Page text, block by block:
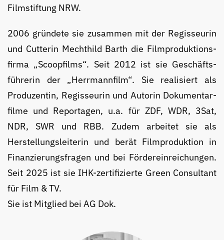
Film­stiftung NRW.
2006 gründete sie zusammen mit der Regisseurin
und Cutterin Mechthild Barth die Film­produktions­
firma „Scoopfilms“. Seit 2012 ist sie Geschäfts­
führerin der „Herrmannfilm“. Sie realisiert als
Produzentin, Regisseurin und Autorin Dokumentar­
filme und Reportagen, u.a. für ZDF, WDR, 3Sat,
NDR, SWR und RBB. Zudem arbeitet sie als
Herstellungs­leiterin und berät Filmproduktion in
Finanzierungsfragen und bei Fördereinreichungen.
Seit 2025 ist sie IHK-zertifizierte Green Consultant
für Film & TV.
Sie ist Mitglied bei AG Dok.